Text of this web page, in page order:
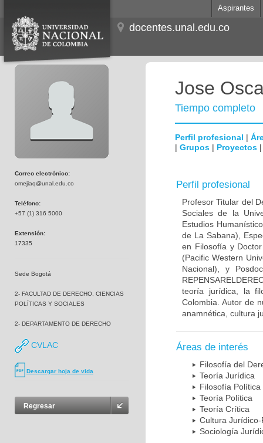
Aspirantes
docentes.unal.edu.co
Correo electrónico:
omejiaq@unal.edu.co
Teléfono:
+57 (1) 316 5000
Extensión:
17335
Sede Bogotá
2- FACULTAD DE DERECHO, CIENCIAS
POLÍTICAS Y SOCIALES
2- DEPARTAMENTO DE DERECHO
CVLAC
Descargar hoja de vida
Regresar
Jose
Tiempo completo
Perfil profesional |
| Grupos | Proyectos
Perfil profesional
Profesor Titular del
Sociales de la
Estudios
de La Sabana),
en Filosofía y
(Pacific Western
Nacional), y
teoría jurídica, la
Colombia. Autor de
anamnética, cultura
Áreas de interés
Filosofía del
Teoría Jurídica
Filosofía Política
Teoría Política
Teoría Crítica
Cultura
Sociología